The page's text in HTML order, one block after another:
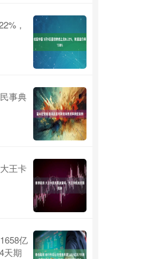
，
事典
王卡
亿
天期